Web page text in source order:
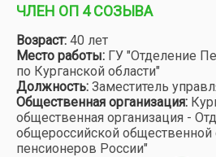
ЧЛЕН ОП 4 СОЗЫВА
Возраст: 40 лет
Место работы: ГУ "Отделение
по Курганской области"
Должность: Заместитель
Общественная организация:
общественная организация -
общероссийской общественной
пенсионеров России"